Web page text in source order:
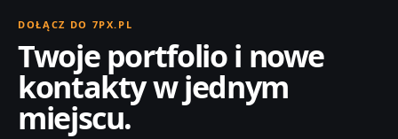
DOŁĄCZ DO 7PX.PL
Twoje portfolio i nowe
kontakty w jednym
miejscu.